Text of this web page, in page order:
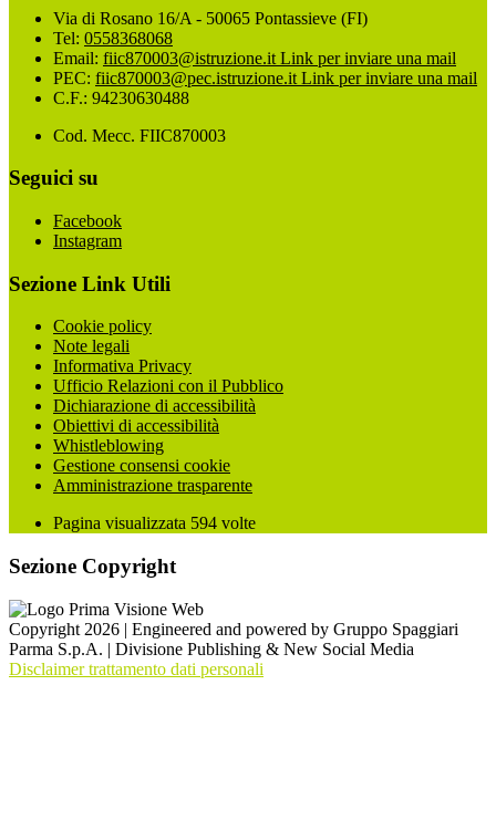
Via di Rosano 16/A - 50065 Pontassieve (FI)
Tel: 0558368068
Email: fiic870003@istruzione.it Link per inviare una mail
PEC: fiic870003@pec.istruzione.it Link per inviare una mail
C.F.: 94230630488
Cod. Mecc. FIIC870003
Seguici su
Facebook
Instagram
Sezione Link Utili
Cookie policy
Note legali
Informativa Privacy
Ufficio Relazioni con il Pubblico
Dichiarazione di accessibilità
Obiettivi di accessibilità
Whistleblowing
Gestione consensi cookie
Amministrazione trasparente
Pagina visualizzata 594 volte
Sezione Copyright
Copyright 2026 | Engineered and powered by Gruppo Spaggiari
Parma S.p.A. | Divisione Publishing & New Social Media
Disclaimer trattamento dati personali